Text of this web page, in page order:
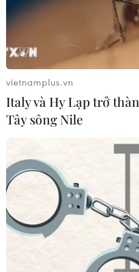
Động đất tại Venezuela:
thiệt mạng đã tăng lên
người
04/08/2026 10:17
Xem
CƠ QUAN CHỦ QUẢN: THÔNG TẤN XÃ
Tổng Biên tập: TRẦN TIẾN
Phó Tổng Biên tập:
vietnamplus.vn
Italy và Hy Lạp trở
Tây sông Nile